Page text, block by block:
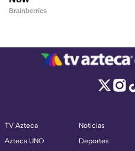
TV Azteca
Azteca UNO
Noticias
Deportes